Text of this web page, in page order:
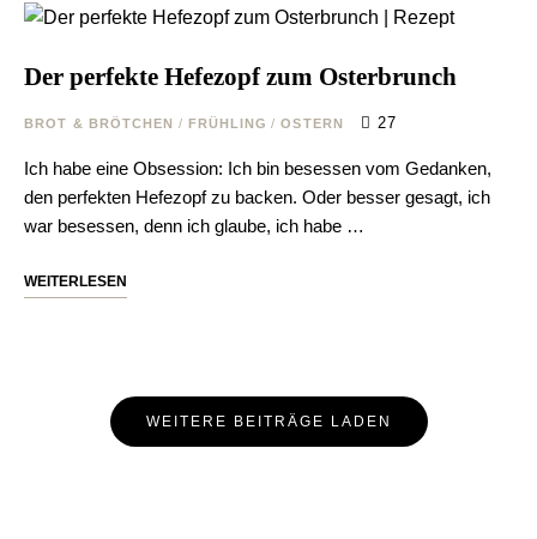
Der perfekte Hefezopf zum Osterbrunch
BROT & BRÖTCHEN / FRÜHLING / OSTERN 27
Ich habe eine Obsession: Ich bin besessen vom Gedanken,
den perfekten Hefezopf zu backen. Oder besser gesagt, ich
war besessen, denn ich glaube, ich habe …
WEITERLESEN
Beitrags-
Navigation
WEITERE BEITRÄGE LADEN